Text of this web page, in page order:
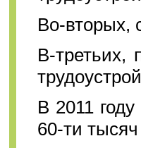
Во-вторых,
В-третьих,
В 2011
60-ти